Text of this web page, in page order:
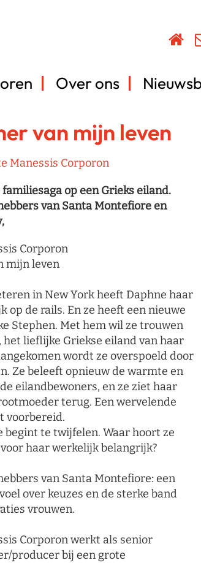
Over ons
van mijn leven
Manessis Corporon
op een Grieks eiland.
van Santa Montefiore en
Corporon
mijn leven
in New York heeft Daphne haar
op de rails. En ze heeft een nieuwe
Stephen. Met hem wil ze trouwen
het lieflijke Griekse eiland van haar
wordt ze overspoeld door
Ze beleeft opnieuw de warmte en
eilandbewoners, en ze ziet haar
terug. Een wervelende
voorbereid.
begint te twijfelen. Waar hoort ze
haar werkelijk belangrijk?
van Santa Montefiore: een
over keuzes en de sterke band
vrouwen.
Corporon werkt als senior
producer bij een grote